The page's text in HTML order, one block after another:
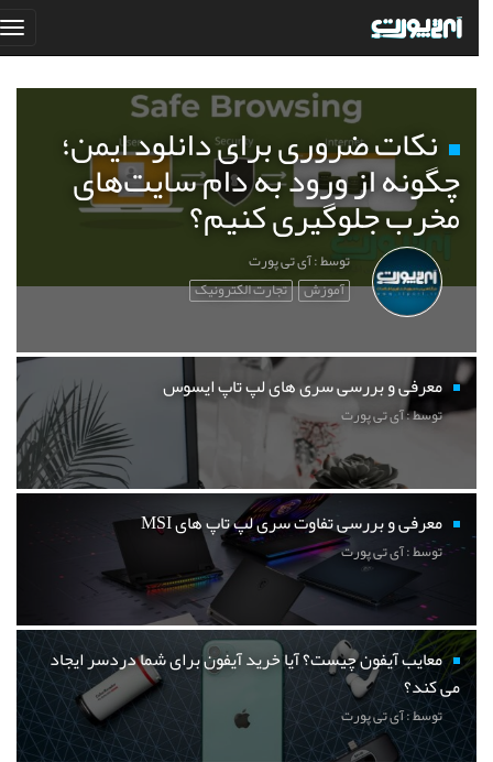
نکات ضروری برای دانلود ایمن؛
چگونه از ورود به دام سایت‌های
مخرب جلوگیری کنیم؟
توسط : آی تی پورت
آموزش تجارت الکترونیک
معرفی و بررسی سری های لپ تاپ ایسوس
توسط : آی تی پورت
معرفی و بررسی تفاوت سری لپ تاپ های MSI
توسط : آی تی پورت
معایب آیفون چیست؟ آیا خرید آیفون برای شما دردسر ایجاد
می کند؟
توسط : آی تی پورت